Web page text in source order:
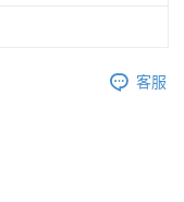
客服